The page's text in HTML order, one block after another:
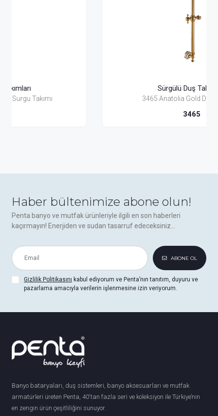
Sürgülü Duş Takımları
3465 Anatolia Gold Duş Surgusu
Haber bültenimize abone olun!
Penta banyo ve mutfak ürünleriyle ilgili en son haberleri
kaçırmayın! Enerjiden ve sudan tasarruf edeceksiniz...
ABONE OL
Gizlilik Politikasını kabul ediyorum ve Penta’nın tanıtım, duyuru ve
pazarlama amacıyla verilerin işlenmesine izin veriyorum.
Banyo bataryaları, duş sistemleri, banyo aksesuarları ve mutfak
armatürleri üreten Penta, 40'tan fazla seri ve koleksiyon ile Türkiye’nin
en zengin ürün çeşitliliğini sunuyor.